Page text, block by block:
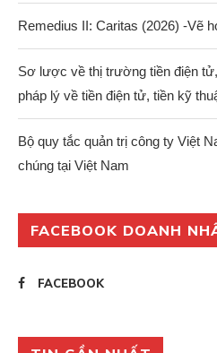
Remedius II: Caritas (2026) -Vẽ
Sơ lược về thị trường tiền điện
pháp lý về tiền điện tử, tiền kỹ
Bộ quy tắc quản trị công ty Việt
chúng tại Việt Nam
FACEBOOK DOANH
FACEBOOK